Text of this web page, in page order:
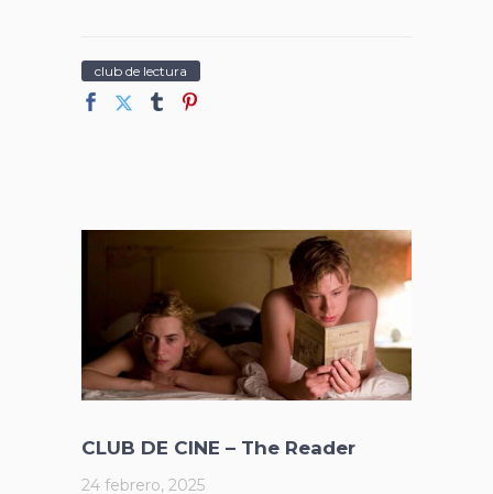
club de lectura
CLUB DE CINE – The Reader
24 febrero, 2025